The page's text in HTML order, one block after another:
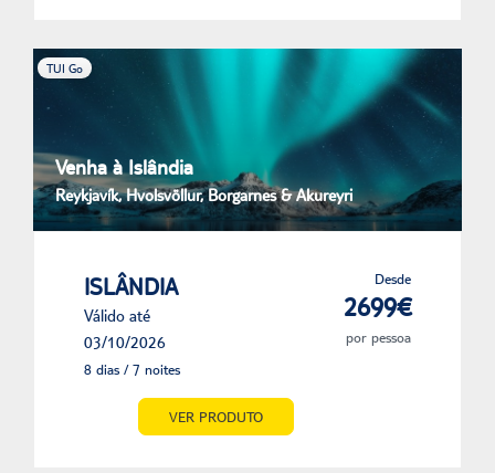
TUI Go
Venha à Islândia
Reykjavík, Hvolsvöllur, Borgarnes & Akureyri
ISLÂNDIA
Válido até
03/10/2026
8 dias / 7 noites
Desde
2699€
por pessoa
VER PRODUTO